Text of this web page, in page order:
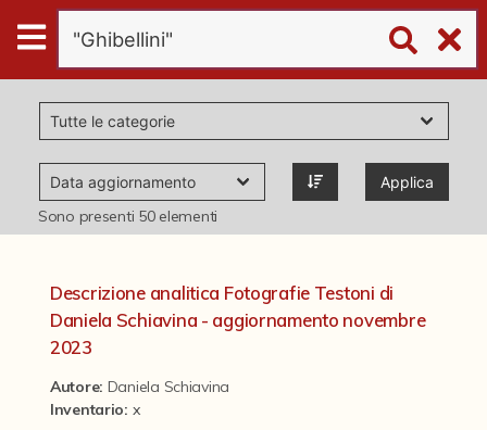
Digital
Humanities
Donazioni
Pubblicazioni
virtual tour
Il progetto Digital Humanities
Applica
Sono presenti 50elementi
Descrizione analitica Fotografie Testoni di
Daniela Schiavina - aggiornamento novembre
2023
Autore: Daniela Schiavina
Inventario: x